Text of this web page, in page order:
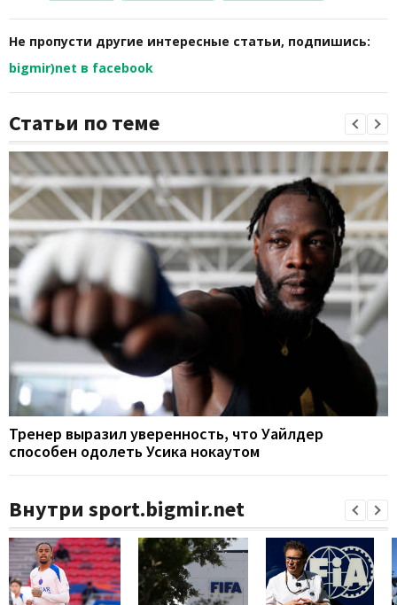
Не пропусти другие интересные статьи, подпишись:
bigmir)net в facebook
Статьи по теме
Тренер выразил уверенность, что Уайлдер
способен одолеть Усика нокаутом
Внутри sport.bigmir.net